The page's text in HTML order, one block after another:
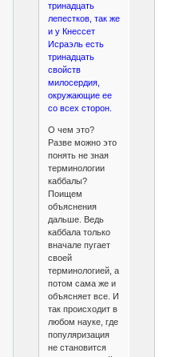
тринадцать
лепестков, так же
и у Кнессет
Исраэль есть
тринадцать
свойств
милосердия,
окружающие ее
со всех сторон.
О чем это?
Разве можно это
понять не зная
терминологии
каббалы?
Поищем
объяснения
дальше. Ведь
каббала только
вначале пугает
своей
терминологией, а
потом сама же и
объясняет все. И
так происходит в
любом науке, где
популяризация
не становится